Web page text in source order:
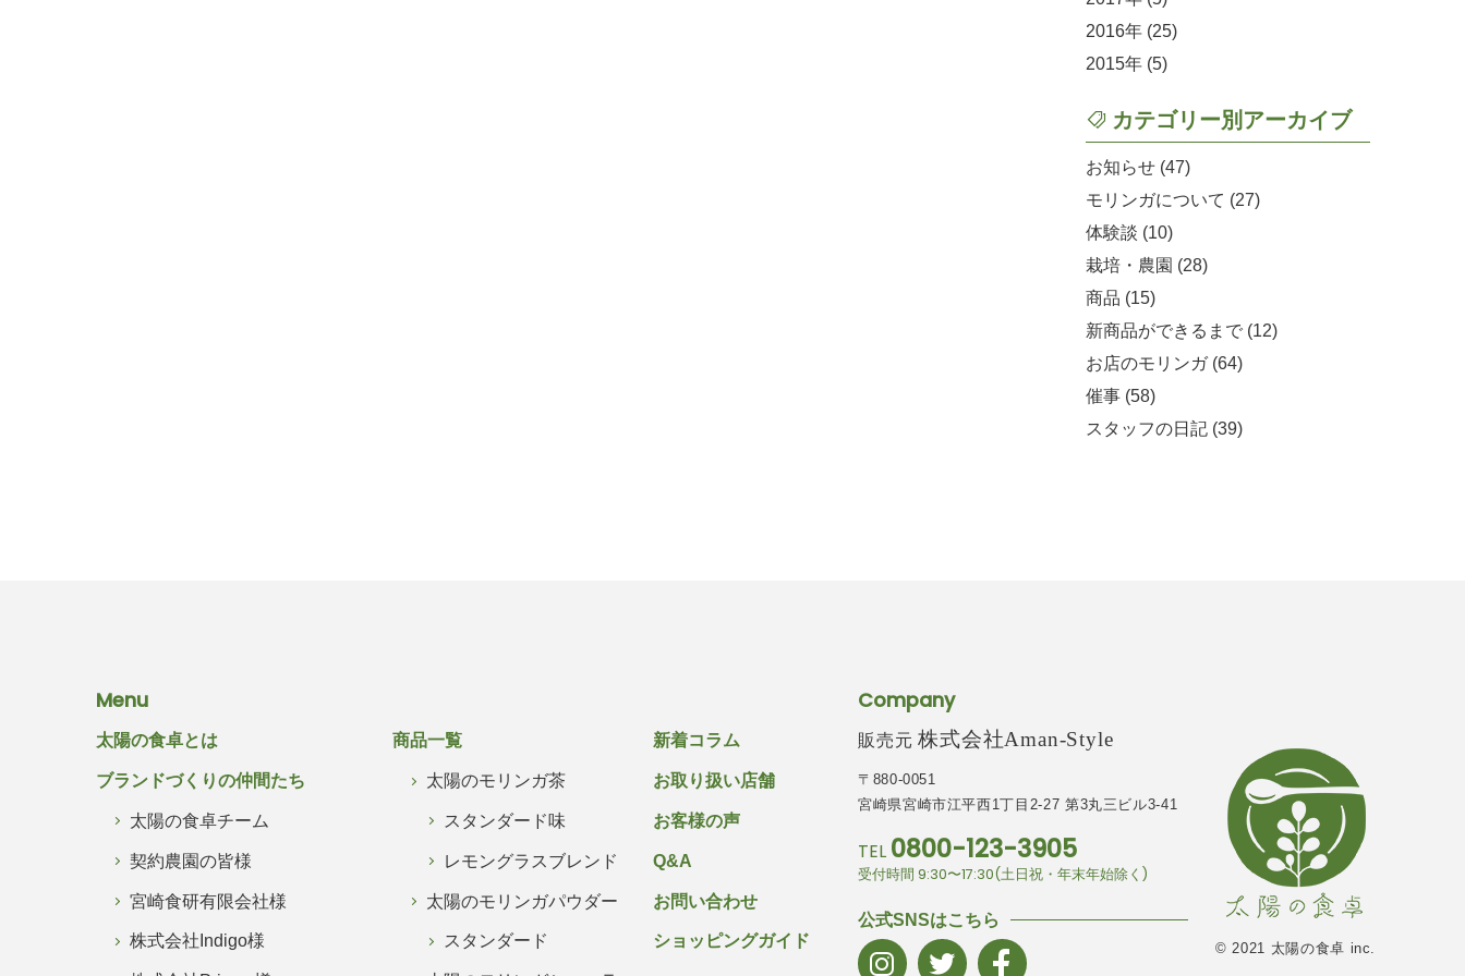
2016
(25)
2015
(5)
カテゴリー別アーカイブ
お知らせ (47)
モリンガについて (27)
体験談 (10)
栽培・農園 (28)
商品 (15)
新商品ができるまで (12)
お店のモリンガ (64)
催事 (58)
スタッフの日記 (39)
Menu
太陽の食卓とは
ブランドづくりの仲間たち
太陽の食卓チーム
契約農園の皆様
宮崎食研有限会社様
株式会社Indigo様
商品一覧
太陽のモリンガ茶
スタンダード味
レモングラスブレンド
太陽のモリンガパウダー
スタンダード
新着コラム
お取り扱い店舗
お客様の声
Q&A
お問い合わせ
ショッピングガイド
Company
販売元株式会社Aman-Style
〒880-0051
宮崎県宮崎市江平西1丁目2-27 第3丸三ビル3-41
TEL 0800-123-3905
受付時間 9:30〜17:30(土日祝・年末年始除く)
公式SNSはこちら
© 2021 太陽の食卓 inc.